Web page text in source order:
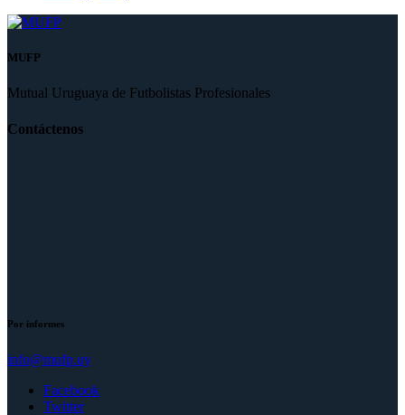
MUFP
Mutual Uruguaya de Futbolistas Profesionales
Contáctenos
Por informes
info@mufp.uy
Facebook
Twitter